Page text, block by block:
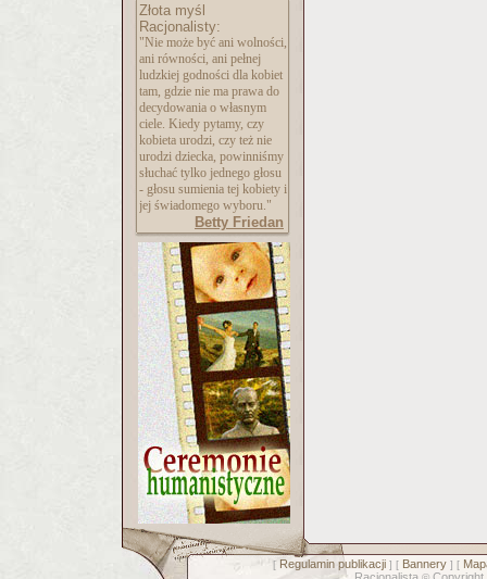
Złota myśl
Racjonalisty:
"Nie może być ani wolności,
ani równości, ani pełnej
ludzkiej godności dla kobiet
tam, gdzie nie ma prawa do
decydowania o własnym
ciele. Kiedy pytamy, czy
kobieta urodzi, czy też nie
urodzi dziecka, powinniśmy
słuchać tylko jednego głosu
- głosu sumienia tej kobiety i
jej świadomego wyboru."
Betty Friedan
[ Regulamin publikacji] [ Bannery] [